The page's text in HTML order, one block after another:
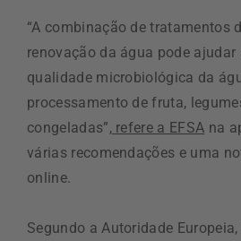
“A combinação de tratamentos
renovação da água pode ajudar
qualidade microbiológica da
processamento de fruta,
congeladas”,refere a EFSA na
várias recomendações e uma
online.
Segundo a Autoridade Europeia,